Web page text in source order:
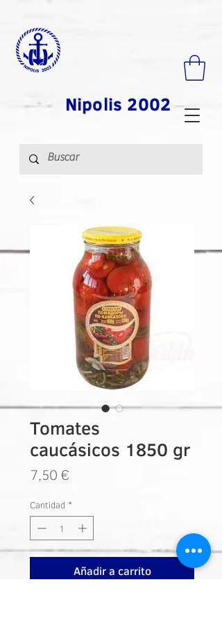
Nipolis 2002
Tomates
caucásicos 1850 gr
7,50 €
Cantidad *
Añadir a carrito